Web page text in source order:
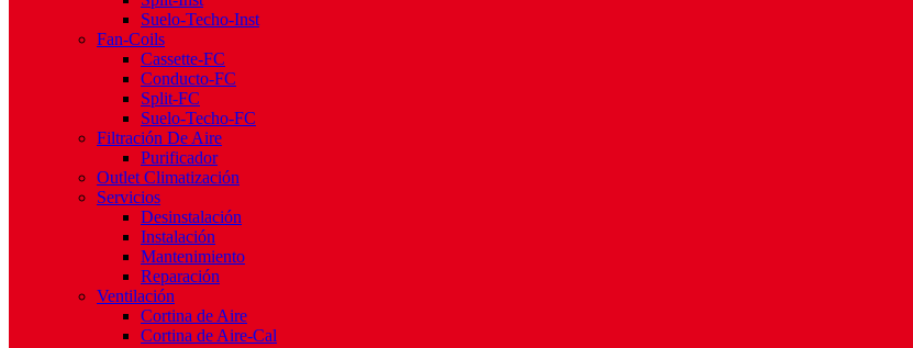
Suelo-Techo-Inst
Fan-Coils
Cassette-FC
Conducto-FC
Split-FC
Suelo-Techo-FC
Filtración De Aire
Purificador
Outlet Climatización
Servicios
Desinstalación
Instalación
Mantenimiento
Reparación
Ventilación
Cortina de Aire
Cortina de Aire-Cal